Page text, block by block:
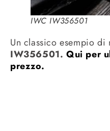
IWC IW356501
Un classico esempio di
IW356501. Qui per
prezzo.